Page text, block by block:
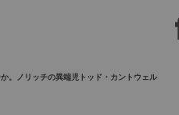
。ノリッチの異端児トッド・カントウェル